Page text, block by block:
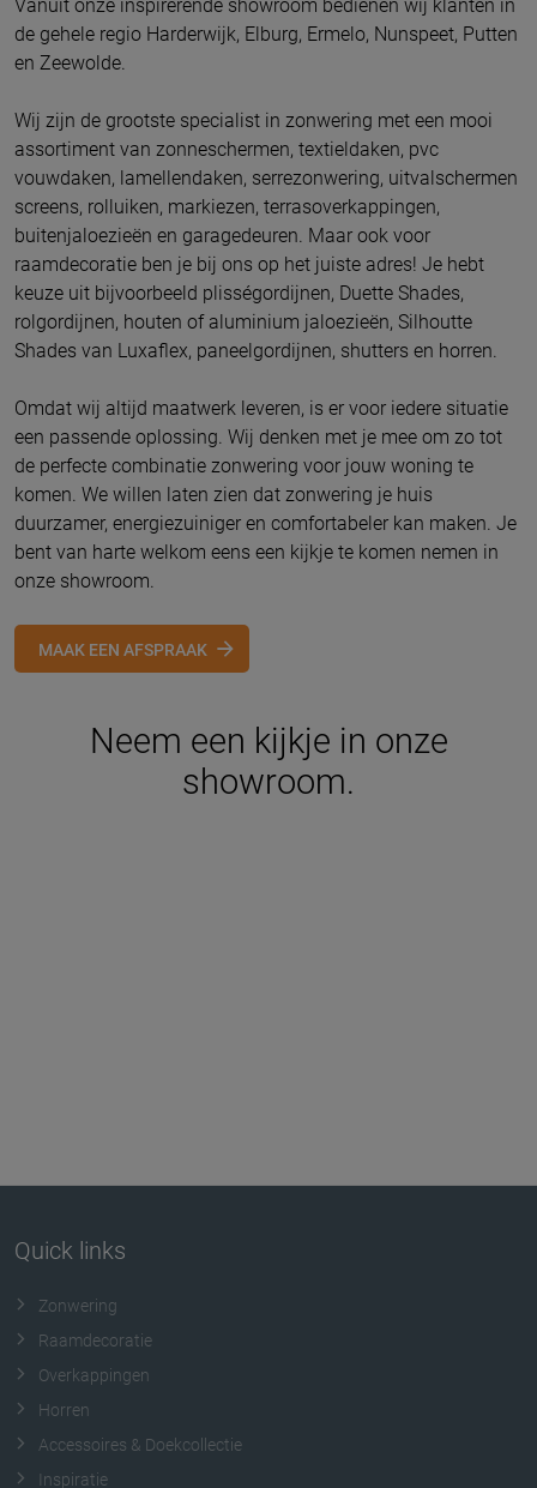
Vanuit onze inspirerende showroom bedienen wij klanten in
de gehele regio Harderwijk, Elburg, Ermelo, Nunspeet, Putten
en Zeewolde.
Wij zijn de grootste specialist in zonwering met een mooi
assortiment van zonneschermen, textieldaken, pvc
vouwdaken, lamellendaken, serrezonwering, uitvalschermen
screens, rolluiken, markiezen, terrasoverkappingen,
buitenjaloezieën en garagedeuren. Maar ook voor
raamdecoratie ben je bij ons op het juiste adres! Je hebt
keuze uit bijvoorbeeld plisségordijnen, Duette Shades,
rolgordijnen, houten of aluminium jaloezieën, Silhoutte
Shades van Luxaflex, paneelgordijnen, shutters en horren.
Omdat wij altijd maatwerk leveren, is er voor iedere situatie
een passende oplossing. Wij denken met je mee om zo tot
de perfecte combinatie zonwering voor jouw woning te
komen. We willen laten zien dat zonwering je huis
duurzamer, energiezuiniger en comfortabeler kan maken. Je
bent van harte welkom eens een kijkje te komen nemen in
onze showroom.
MAAK EEN AFSPRAAK
Neem een kijkje in onze
showroom.
Quick links
Zonwering
Raamdecoratie
Overkappingen
Horren
Accessoires & Doekcollectie
Inspiratie